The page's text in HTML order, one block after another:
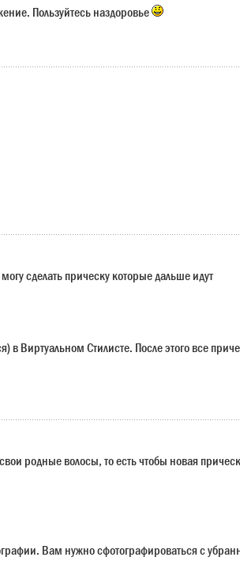
Пользуйтесь наздоровье
сделать прическу которые дальше идут
Виртуальном Стилисте. После этого все
родные волосы, то есть чтобы новая
Вам нужно сфотографироваться с